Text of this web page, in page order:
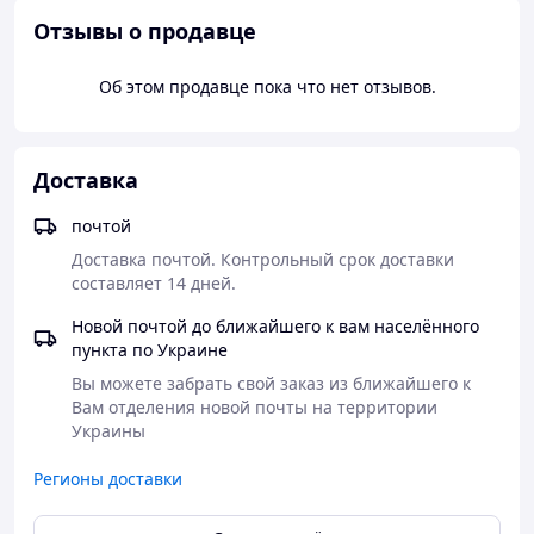
Оригинальные настенные часы для дома, офиса, школы
Отзывы о продавце
Об этом продавце пока что нет отзывов.
Доставка
почтой
Доставка почтой. Контрольный срок доставки
составляет 14 дней.
Новой почтой до ближайшего к вам населённого
пункта по Украине
Вы можете забрать свой заказ из ближайшего к
Вам отделения новой почты на территории
Украины
Регионы доставки